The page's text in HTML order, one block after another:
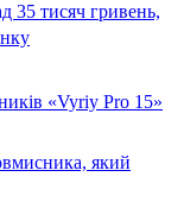
35 тисяч гривень,
«Vyriy Pro 15»
який